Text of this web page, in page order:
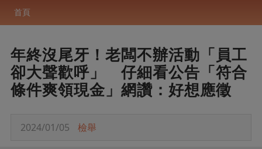
首頁
年終沒尾牙！老闆不辦活動「員工
卻大聲歡呼」 仔細看公告「符合
條件爽領現金」網讚：好想應徵
2024/01/05 檢舉